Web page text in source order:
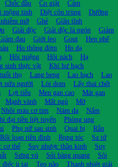
Chốc đầu Co giật
Cảm
mộng tinh Diệt côn trùng
Dưỡng
mỡ Ghẻ
Giãn tĩnh
Giải độc Giải độc lá ngón
Giảm
đau Giời leo Gout
Hen phế
Ho thông đờm
Hp dạ
Hôi miệng Hôi nách
Hạ
sinh thực vật
Khí hư bạch
thọ Lang beng Lao hạch
Lao
nửa người Lòi dom
Lấy thai chết
Lợi tiểu Men gan cao
Mát gan
Mạnh vành Mất ngủ
Mỡ
Nhồi máu cơ tim Nám da
Nấm
đại tiền liệt tuyến
Phòng ung
Phụ nữ sau sinh Quai bị
Rắn
Rối loạn tiền đình Rụng tóc
Sa tử
cơ thể Suy nhược thần kinh
Suy
Sưng vú Sỏi bàng quang
Sỏi
điếc ù tai Teo não
Thanh nhiệt giải